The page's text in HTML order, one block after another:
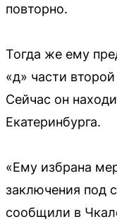
повторно.
Тогда же ему
«д» части
Сейчас он
Екатеринбурга.
«Ему избрана
заключения под
сообщили в